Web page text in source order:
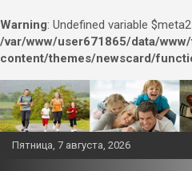
Warning: Undefined variable
/var/www/user671865/data/
content/themes/newscard/
Перейти
к
содержимому
Пятница, 7 августа, 2026